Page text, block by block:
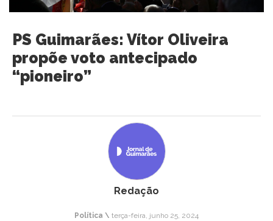
PS Guimarães: Vítor Oliveira
propõe voto antecipado
“pioneiro”
Redação
Política \ terça-feira, junho 25, 2024